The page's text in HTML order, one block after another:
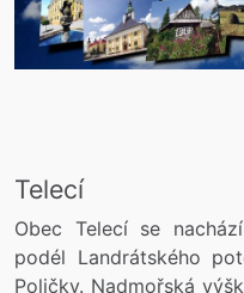
Telecí
Obec Telecí se
podél Landrátského
Poličky. Nadmořská